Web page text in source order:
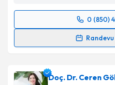
0 (850)
Randevu Takvimi
takvim hazırlandığında e-
Doç. Dr. Ceren